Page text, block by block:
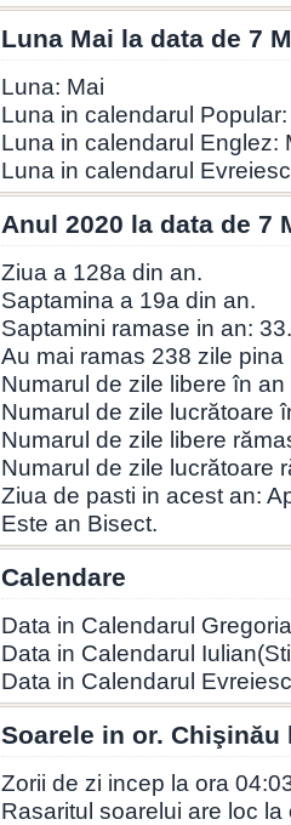
Luna Mai la data de 7
Luna: Mai
Luna in calendarul
Luna in calendarul Englez:
Luna in calendarul
Anul 2020 la data de 7
Ziua a 128a din an.
Saptamina a 19a din an.
Saptamini ramase in an: 33.
Au mai ramas 238 zile pina
Numarul de zile libere în
Numarul de zile lucrătoare
Numarul de zile libere
Numarul de zile lucrătoare
Ziua de pasti in acest an:
Este an Bisect.
Calendare
Data in Calendarul
Data in Calendarul
Data in Calendarul
Soarele in or. Chişinău
Zorii de zi incep la ora
Rasaritul soarelui are loc la